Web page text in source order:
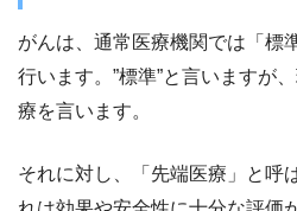
がんは、通常医療機関では「標
行います。”標準”と言いますが
療を言います。
それに対し、「先端医療」と呼